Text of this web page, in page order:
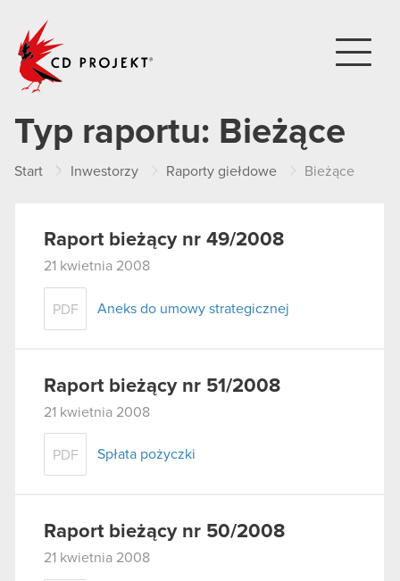
Typ raportu: Bieżące
Start Inwestorzy Raporty giełdowe Bieżące
Raport bieżący nr 49/2008
21 kwietnia 2008
PDF Aneks do umowy strategicznej
Raport bieżący nr 51/2008
21 kwietnia 2008
PDF Spłata pożyczki
Raport bieżący nr 50/2008
21 kwietnia 2008